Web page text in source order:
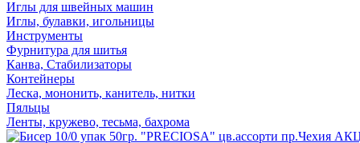
Иглы для швейных машин
Иглы, булавки, игольницы
Инструменты
Фурнитура для шитья
Канва, Стабилизаторы
Контейнеры
Леска, мононить, канитель, нитки
Пяльцы
Ленты, кружево, тесьма, бахрома